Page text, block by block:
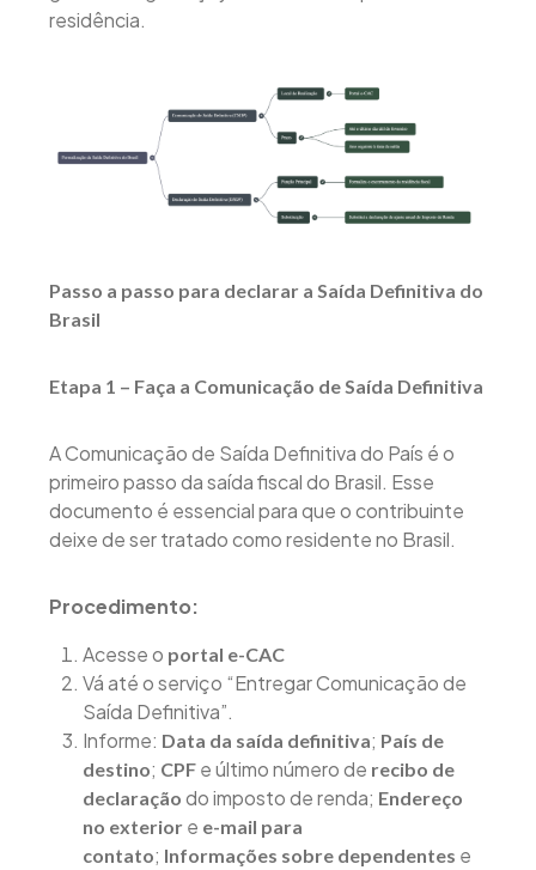
residência.
Passo a passo para declarar a Saída Definitiva do
Brasil
Etapa 1 – Faça a Comunicação de Saída Definitiva
A Comunicação de Saída Definitiva do País é o
primeiro passo da saída fiscal do Brasil. Esse
documento é essencial para que o contribuinte
deixe de ser tratado como residente no Brasil.
Procedimento:
Acesse o portal e-CAC
Vá até o serviço “Entregar Comunicação de
Saída Definitiva”.
Informe: Data da saída definitiva; País de
destino; CPF e último número de recibo de
declaração do imposto de renda; Endereço
no exterior e e-mail para
contato; Informações sobre dependentes e